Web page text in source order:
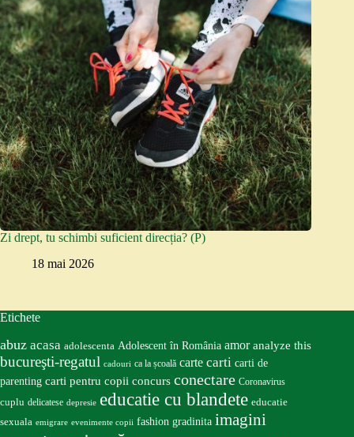
Zi drept, tu schimbi suficient direcția? (P)
18 mai 2026
Etichete
abuz acasa adolescenta Adolescent în România amor analyze this
bucureşti-regatul cadouri ca la școală carte carti carti de
parenting carti pentru copii concurs conectare Coronavirus
cuplu delicatese depresie educatie cu blandete educatie
sexuala emigrare evenimente copii fashion gradinita imagini